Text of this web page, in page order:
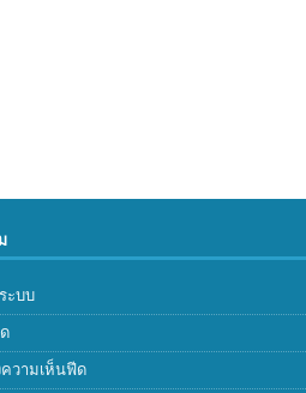
ะบบ
วามเห็นฟีด